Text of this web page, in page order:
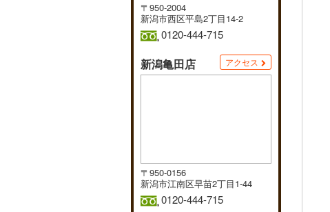
〒950-2004
新潟市西区平島2丁目14-2
0120-444-715
新潟亀田店 アクセス
〒950-0156
新潟市江南区早苗2丁目1-44
0120-444-715